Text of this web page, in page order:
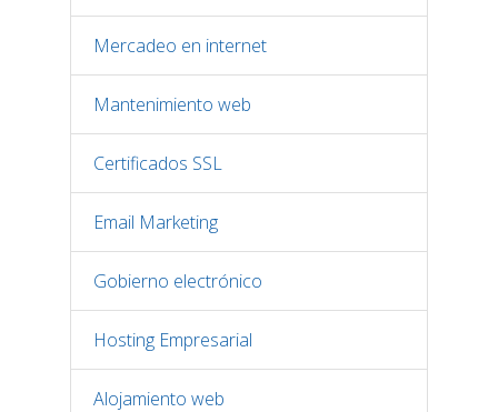
Mercadeo en internet
Mantenimiento web
Certificados SSL
Email Marketing
Gobierno electrónico
Hosting Empresarial
Alojamiento web